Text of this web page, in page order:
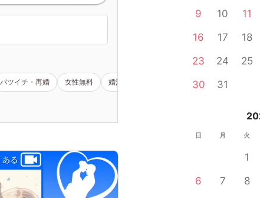
バツイチ・再婚 女性無料 婚活セミナー 一人参加限定 公務員
9
10 11
16
17 18
23
24 25
30
31
日 月 火
1
6
7 8